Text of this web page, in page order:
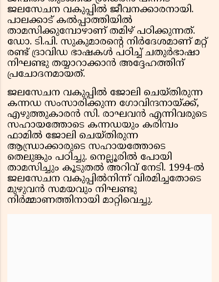
ജലസേചന വകുപ്പിൽ ജീവനക്കാരനായി.
പാലക്കാട് കൽപ്പാത്തിയിൽ
താമസിക്കുമ്പോഴാണ് തമിഴ് പഠിക്കുന്നത്.
ഡോ. ടി.പി. സുകുമാരൻ്റെ നിർദേശമാണ് മറ്റ്
രണ്ട് ദ്രാവിഡ ഭാഷകൾ പഠിച്ച് ചതുർഭാഷാ
നിഘണ്ടു തയ്യാറാക്കാൻ അദ്ദേഹത്തിന്
പ്രചോദനമായത്.
ജലസേചന വകുപ്പിൽ ജോലി ചെയ്തിരുന്ന
കന്നഡ സംസാരിക്കുന്ന ഗോവിന്ദനായ്ക്ക്,
എഴുത്തുകാരൻ സി. രാഘവൻ എന്നിവരുടെ
സഹായത്തോടെ കന്നഡയും കരിമ്പം
ഫാമിൽ ജോലി ചെയ്തിരുന്ന
ആന്ധ്രാക്കാരുടെ സഹായത്തോടെ
തെലുങ്കും പഠിച്ചു. നെല്ലൂരിൽ പോയി
താമസിച്ചും കൂടുതൽ അറിവ് നേടി. 1994-ൽ
ജലസേചന വകുപ്പിൽനിന്ന് വിരമിച്ചതോടെ
മുഴുവൻ സമയവും നിഘണ്ടു
നിർമ്മാണത്തിനായി മാറ്റിവെച്ചു.